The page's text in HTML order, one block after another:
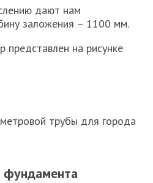
дают нам
заложения – 1100 мм.
представлен на рисунке
трубы для города
фундамента